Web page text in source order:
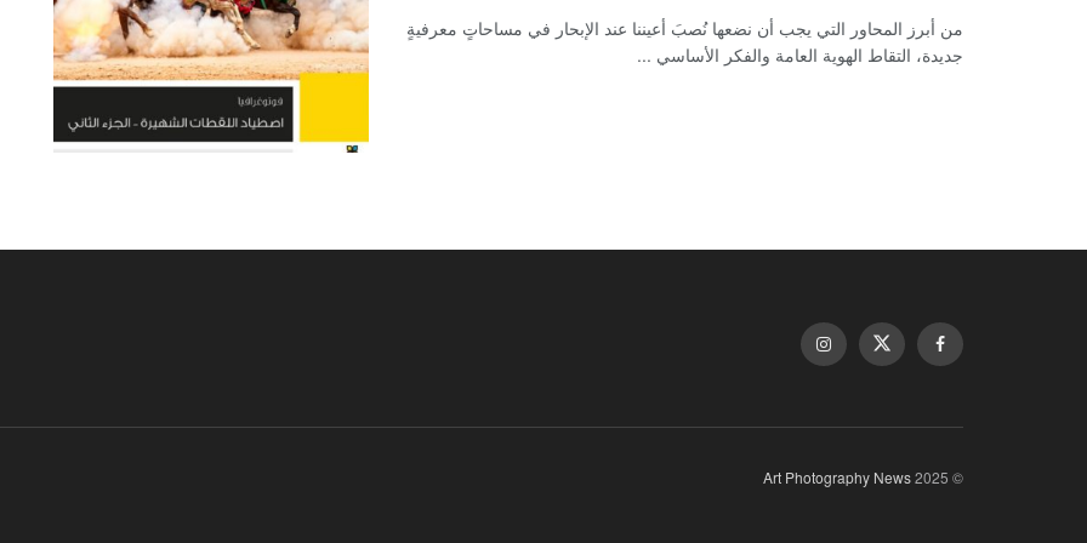
من أبرز المحاور التي يجب أن نضعها نُصبَ أعيننا عند الإبحار في مساحاتٍ معرفيةٍ
جديدة، التقاط الهوية العامة والفكر الأساسي ...
© 2025
Art Photography News